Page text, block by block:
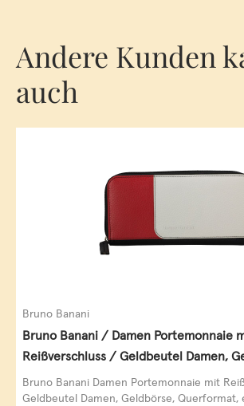
Andere Kunden
auch
Bruno Banani
Bruno Banani / Damen Portemonnaie
Reißverschluss / Geldbeutel Damen,
Querformat, echt Leder, black/white/
Bruno Banani Damen Portemonnaie mit
Geldbeutel Damen, Geldbörse, Querformat,